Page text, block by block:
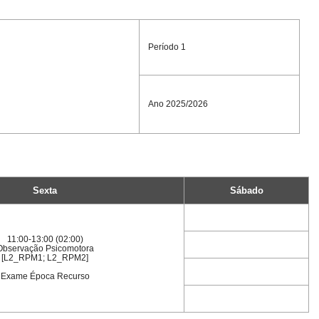
Período 1
Ano 2025/2026
Sexta Sábado
11:00-13:00 (02:00)
Psicomotora
[L2_RPM1; L2_RPM2]
Exame Época Recurso